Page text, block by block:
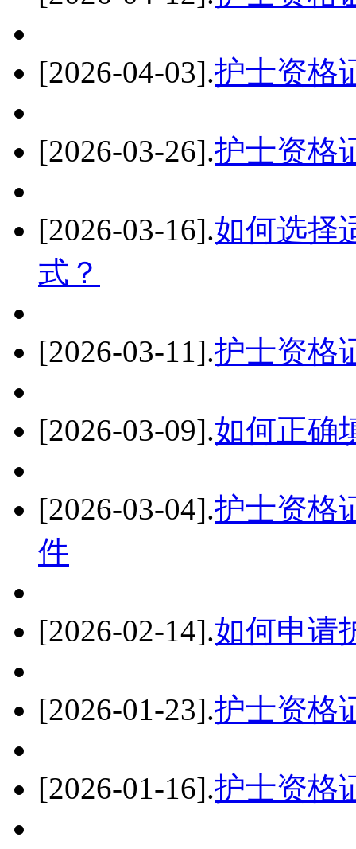
[2026-04-03].护士资格
[2026-03-26].护士资格
[2026-03-16].如何选择
式？
[2026-03-11].护士资格
[2026-03-09].如何正确
[2026-03-04].护士资格
件
[2026-02-14].如何申请
[2026-01-23].护士资格
[2026-01-16].护士资格